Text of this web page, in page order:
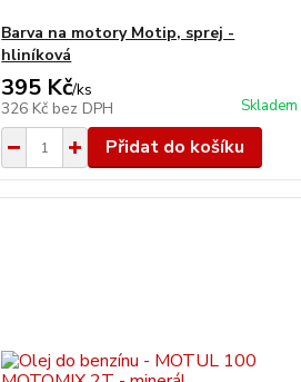
Barva na motory Motip, sprej -
hliníková
395 Kč/ks
326 Kč bez DPH Skladem
Přidat do košíku